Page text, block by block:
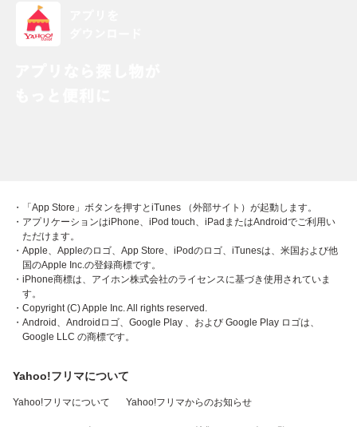
・「App Store」ボタンを押すとiTunes （外部サイト）が起動します。
・アプリケーションはiPhone、iPod touch、iPadまたはAndroidでご利用い
ただけます。
・Apple、Appleのロゴ、App Store、iPodのロゴ、iTunesは、米国および他
国のApple Inc.の登録商標です。
・iPhone商標は、アイホン株式会社のライセンスに基づき使用されていま
す。
・Copyright (C) Apple Inc. All rights reserved.
・Android、Androidロゴ、Google Play 、および Google Play ロゴは、
Google LLC の商標です。
Yahoo!フリマについて
Yahoo!フリマについて Yahoo!フリマからのお知らせ